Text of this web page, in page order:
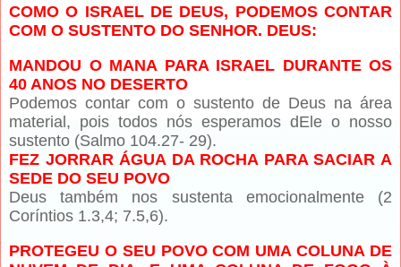
COMO O ISRAEL DE DEUS, PODEMOS CONTAR
COM O SUSTENTO DO SENHOR. DEUS:
MANDOU O MANA PARA ISRAEL DURANTE OS
40 ANOS NO DESERTO
Podemos contar com o sustento de Deus na área
material, pois todos nós esperamos dEle o nosso
sustento (Salmo 104.27- 29).
FEZ JORRAR ÁGUA DA ROCHA PARA SACIAR A
SEDE DO SEU POVO
Deus também nos sustenta emocionalmente (2
Coríntios 1.3,4; 7.5,6).
PROTEGEU O SEU POVO COM UMA COLUNA DE